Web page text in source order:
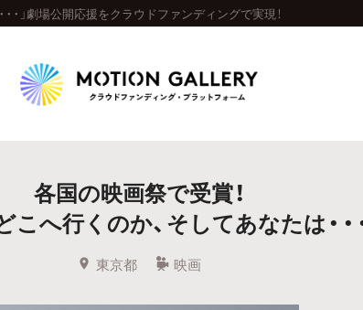
・」劇場公開応援をクラウドファンディングで実現！
クト 新着プロジェクト 終了間近のプロジェクト
Feature
探す キュレーターから探す 特集から探す
各国の映画祭で受賞！
へ行くのか、そしてあなたは・・
東京都 映画